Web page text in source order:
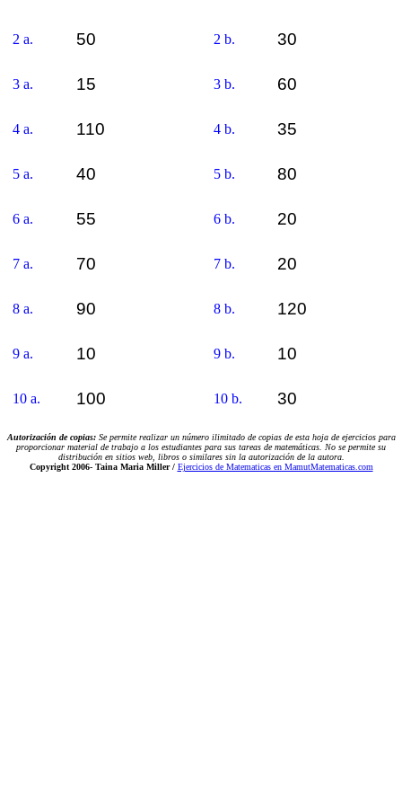
2 a. 50 2 b. 30
3 a. 15 3 b. 60
4 a. 110 4 b. 35
5 a. 40 5 b. 80
6 a. 55 6 b. 20
7 a. 70 7 b. 20
8 a. 90 8 b. 120
9 a. 10 9 b. 10
10 a. 100 10 b. 30
Autorización de copias: Se permite realizar un número ilimitado de copias de esta hoja de ejercicios para
proporcionar material de trabajo a los estudiantes para sus tareas de matemáticas. No se permite su
distribución en sitios web, libros o similares sin la autorización de la autora.
Copyright 2006-Taina Maria Miller / Ejercicios de Matematicas en MamutMatematicas.com